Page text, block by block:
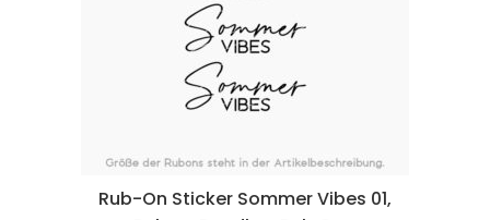
Rub-On Sticker Sommer Vibes 01,